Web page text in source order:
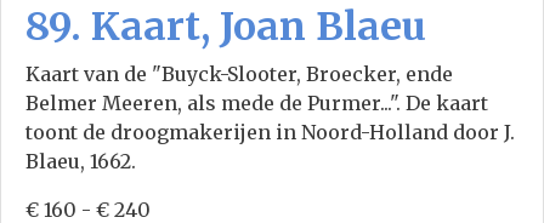
89. Kaart, Joan Blaeu
Kaart van de "Buyck-Slooter, Broecker, ende
Belmer Meeren, als mede de Purmer...". De kaart
toont de droogmakerijen in Noord-Holland door J.
Blaeu, 1662.
€ 160 - € 240